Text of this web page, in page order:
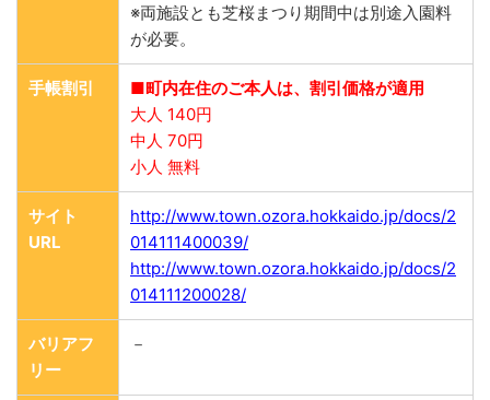
※両施設とも芝桜まつり期間中は別途入園料
が必要。
手帳割引
■町内在住のご本人は、割引価格が適用
大人 140円
中人 70円
小人 無料
サイト
URL
http://www.town.ozora.hokkaido.jp/docs/2
014111400039/
http://www.town.ozora.hokkaido.jp/docs/2
014111200028/
バリアフ
リー
－